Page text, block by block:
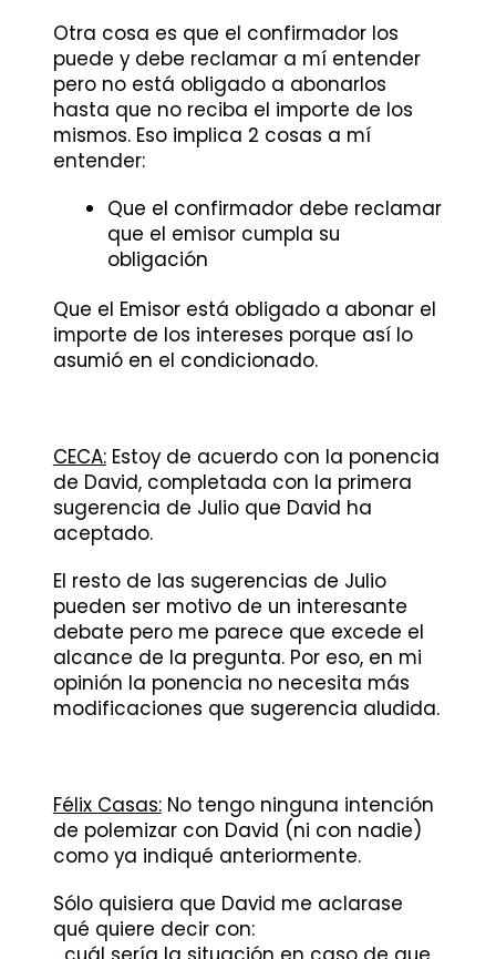
Otra cosa es que el confirmador los
puede y debe reclamar a mí entender
pero no está obligado a abonarlos
hasta que no reciba el importe de los
mismos. Eso implica 2 cosas a mí
entender:
Que el confirmador debe reclamar
que el emisor cumpla su
obligación
Que el Emisor está obligado a abonar el
importe de los intereses porque así lo
asumió en el condicionado.
CECA:Estoy de acuerdo con la ponencia
de David, completada con la primera
sugerencia de Julio que David ha
aceptado.
El resto de las sugerencias de Julio
pueden ser motivo de un interesante
debate pero me parece que excede el
alcance de la pregunta. Por eso, en mi
opinión la ponencia no necesita más
modificaciones que sugerencia aludida.
Félix Casas:No tengo ninguna intención
de polemizar con David (ni con nadie)
como ya indiqué anteriormente.
Sólo quisiera que David me aclarase
qué quiere decir con: